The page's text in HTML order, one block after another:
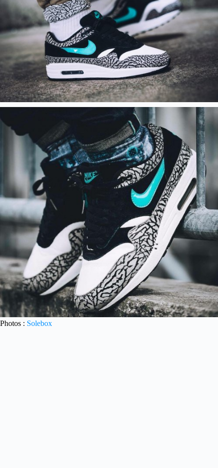
Photos : Solebox